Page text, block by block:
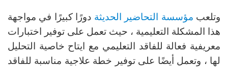
وتلعب مؤسسة التحاضير الحديثة دورًا كبيرًا في مواجهة
هذا المشكلة التعليمية ، حيث تعمل على توفير اختبارات
معريفية فعالة للفاقد التعليمي مع ايتاح خاصية التحليل
لها ، وتعمل أيضًا على توفير خطة علاجية مناسبة للفاقد